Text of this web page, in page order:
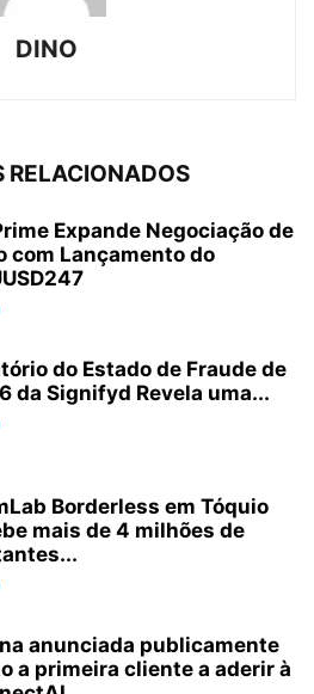
DINO
RELACIONADOS
Expande Negociação de
com Lançamento do
do Estado de Fraude de
da Signifyd Revela uma...
Borderless em Tóquio
mais de 4 milhões de
anunciada publicamente
a primeira cliente a aderir à